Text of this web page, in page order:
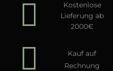
Kostenlose
Lieferung ab
2000€
Kauf auf
Rechnung